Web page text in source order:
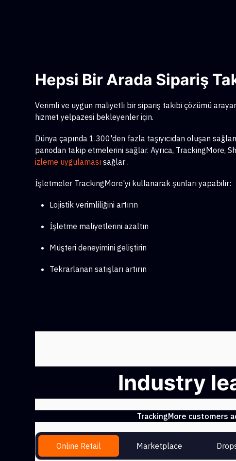
Hepsi Bir Arada Sipariş
Verimli ve uygun maliyetli bir sipariş takibi çözümü
hizmet yelpazesi bekleyenler için.
Dünya çapında 1.300'den fazla taşıyıcıdan oluşan
panodan takip etmelerini sağlar. Ayrıca, TrackingMore,
izleme uygulaması sağlar .
İşletmeler TrackingMore'yi kullanarak şunları yapabilir:
Lojistik verimliliğini artırın
İşletme maliyetlerini azaltın
Müşteri deneyimini geliştirin
Tekrarlanan satışları artırın
Industry
TrackingMore customers
Online Retail Marketplace